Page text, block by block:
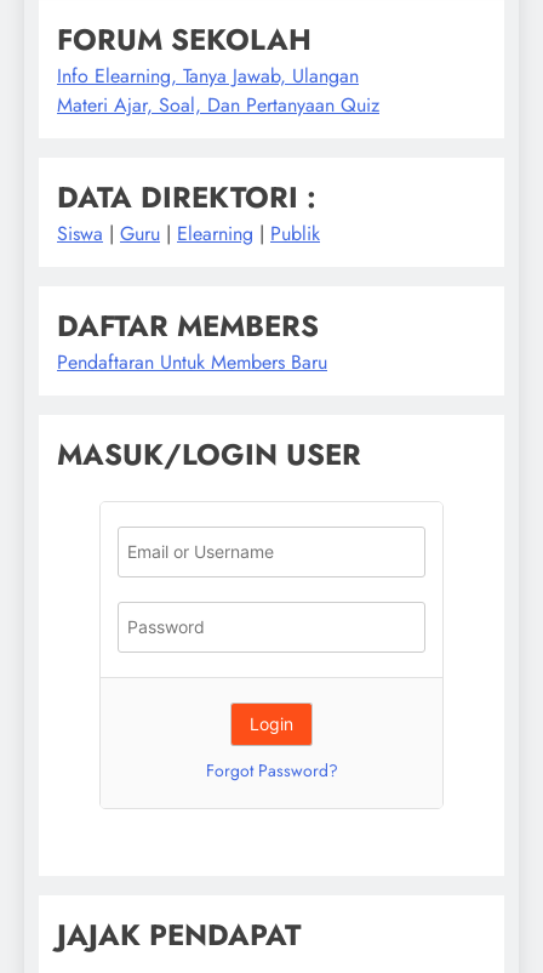
FORUM SEKOLAH
Info Elearning, Tanya Jawab, Ulangan
Materi Ajar, Soal, Dan Pertanyaan Quiz
DATA DIREKTORI :
Siswa | Guru | Elearning | Publik
DAFTAR MEMBERS
Pendaftaran Untuk Members Baru
MASUK/LOGIN USER
Forgot Password?
JAJAK PENDAPAT